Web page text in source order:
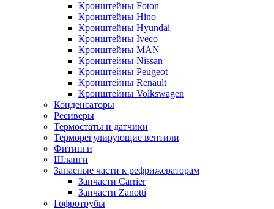
Кронштейны Foton
Кронштейны Hino
Кронштейны Hyundai
Кронштейны Iveco
Кронштейны MAN
Кронштейны Nissan
Кронштейны Peugeot
Кронштейны Renault
Кронштейны Volkswagen
Конденсаторы
Ресиверы
Термостаты и датчики
Терморегулирующие вентили
Фитинги
Шланги
Запасные части к рефрижераторам
Запчасти Carrier
Запчасти Zanotti
Гофротрубы